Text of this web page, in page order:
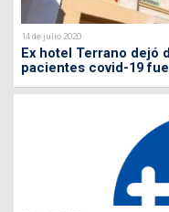
14 de julio 2020
Ex hotel Terrano dejó
pacientes covid-19